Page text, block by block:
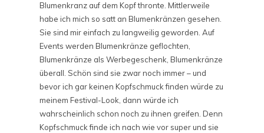
Blumenkranz auf dem Kopf thronte. Mittlerweile
habe ich mich so satt an Blumenkränzen gesehen.
Sie sind mir einfach zu langweilig geworden. Auf
Events werden Blumenkränze geflochten,
Blumenkränze als Werbegeschenk, Blumenkränze
überall. Schön sind sie zwar noch immer – und
bevor ich gar keinen Kopfschmuck finden würde zu
meinem Festival-Look, dann würde ich
wahrscheinlich schon noch zu ihnen greifen. Denn
Kopfschmuck finde ich nach wie vor super und sie